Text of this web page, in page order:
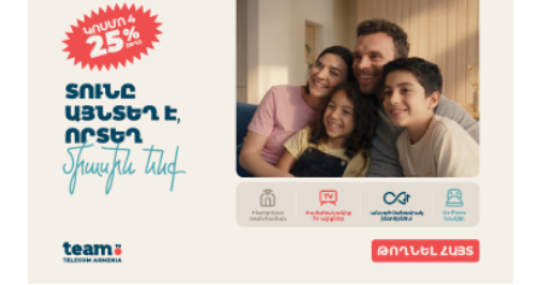
Իսրայելը մերժում է Գազայի վերաբերյալ
Խաղաղության խորհրդի 15 կետանոց
ծրագիրը․ Նեթանյահու
12 ժամ առաջ
Հրդեհ Սոլակ բնակավայրում․ կանխվել է
հրդեհի տարածումը
12 ժամ առաջ